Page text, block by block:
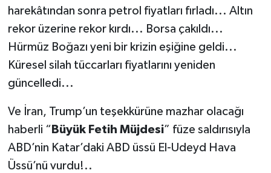
harekâtından sonra petrol fiyatları fırladı... Altın
rekor üzerine rekor kırdı... Borsa çakıldı...
Hürmüz Boğazı yeni bir krizin eşiğine geldi...
Küresel silah tüccarları fiyatlarını yeniden
güncelledi...
Ve İran, Trump’un teşekkürüne mazhar olacağı
haberli “ Büyük Fetih Müjdesi” füze saldırısıyla
ABD’nin Katar’daki ABD üssü El-Udeyd Hava
Üssü’nü vurdu!..